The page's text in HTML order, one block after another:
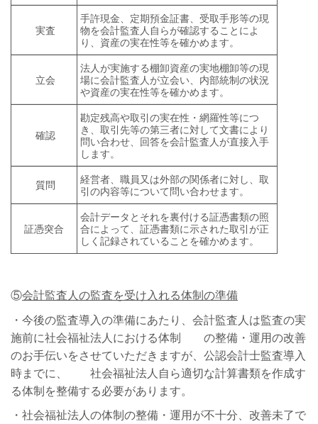
実査
手許現金、定期預金証書、受取手形等の現
物を会計監査人自らが確認することによ
り、資産の実在性等を確かめます。
立会
法人が実施する棚卸資産の実地棚卸等の現
場に会計監査人が立会い、内部統制の状況
や資産の実在性等を確かめます。
確認
勘定残高や取引の実在性・網羅性等につ
き、取引先等の第三者に対して文書により
問い合わせ、回答を会計監査人が直接入手
します。
質問
経営者、職員又は外部の関係者に対し、取
引の内容等について問い合わせます。
証憑突合
会計データとそれを裏付ける証憑書類の照
合によって、証憑書類に示された取引が正
しく記録されていることを確かめます。
⑤会計監査人の監査を受け入れる体制の準備
・今後の監査導入の準備にあたり、会計監査人は監査の実
施前に社会福祉法人における体制 の整備・運用の改善
のお手伝いをさせていただきますが、公認会計士監査導入
時までに、 社会福祉法人自ら適切な計算書類を作成す
る体制を整備する必要があります。
・社会福祉法人の体制の整備・運用が不十分、改善未了で